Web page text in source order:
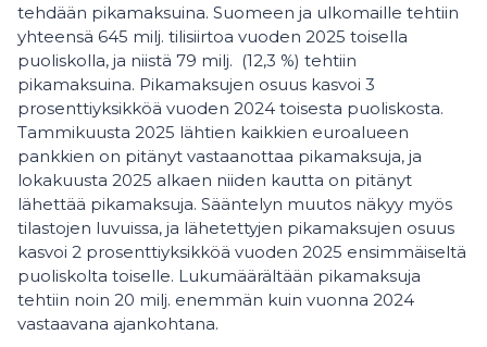
tehdään pikamaksuina. Suomeen ja ulkomaille tehtiin
yhteensä 645 milj. tilisiirtoa vuoden 2025 toisella
puoliskolla, ja niistä 79 milj. (12,3 %) tehtiin
pikamaksuina. Pikamaksujen osuus kasvoi 3
prosenttiyksikköä vuoden 2024 toisesta puoliskosta.
Tammikuusta 2025 lähtien kaikkien euroalueen
pankkien on pitänyt vastaanottaa pikamaksuja, ja
lokakuusta 2025 alkaen niiden kautta on pitänyt
lähettää pikamaksuja. Sääntelyn muutos näkyy myös
tilastojen luvuissa, ja lähetettyjen pikamaksujen osuus
kasvoi 2 prosenttiyksikköä vuoden 2025 ensimmäiseltä
puoliskolta toiselle. Lukumäärältään pikamaksuja
tehtiin noin 20 milj. enemmän kuin vuonna 2024
vastaavana ajankohtana.